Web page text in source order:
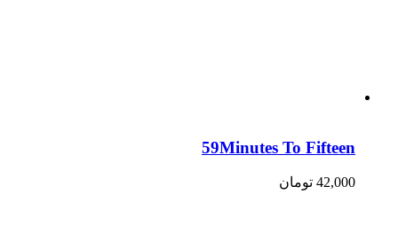
59Minutes To Fifteen
42,000 تومان